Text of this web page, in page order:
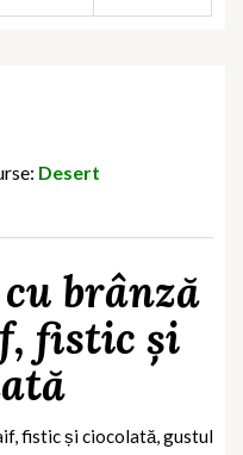
Desert
brânză
fistic și
fistic și ciocolată, gustul